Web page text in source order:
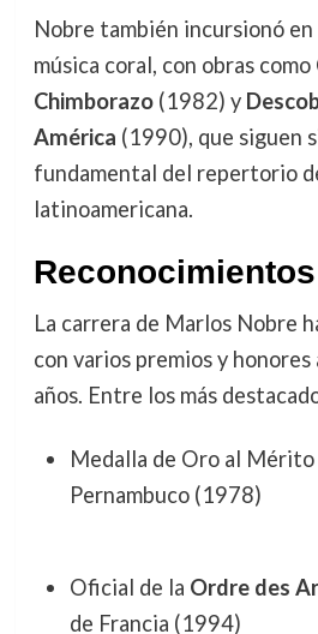
Nobre también incursionó
música coral, con obras como
Chimborazo(1982) y
América (1990), que siguen
fundamental del repertorio
latinoamericana.
La carrera de Marlos Nobre
con varios premios y honores
años. Entre los más
Medalla de Oro al
Pernambuco (1978)
Oficial de la Ordre des
de Francia (1994)